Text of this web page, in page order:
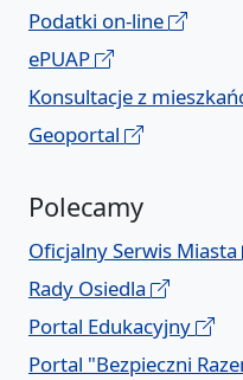
Podatki on-line
ePUAP
Konsultacje z
Geoportal
Polecamy
Oficjalny Serwis Miasta
Rady Osiedla
Portal Edukacyjny
Portal "Bezpieczni